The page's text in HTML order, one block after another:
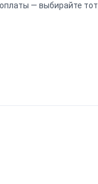
— выбирайте